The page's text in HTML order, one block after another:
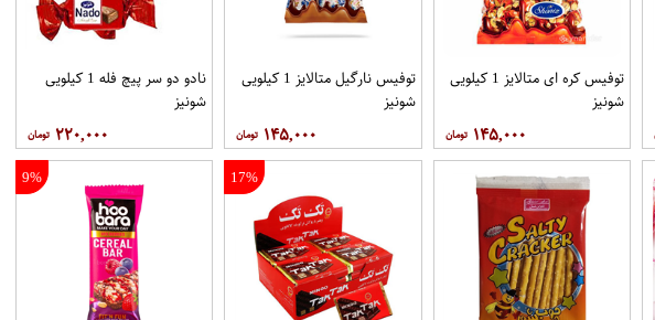
توفیس کره ای متالایز 1 کیلویی
شونیز
۱۴۵,۰۰۰
توفیس نارگیل متالایز 1 کیلویی
شونیز
۱۴۵,۰۰۰
نادو دو سر پیچ فله 1 کیلویی
شونیز
۲۲۰,۰۰۰
17%
9%